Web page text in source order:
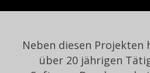
Neben diesen Projekten
über 20 jährigen